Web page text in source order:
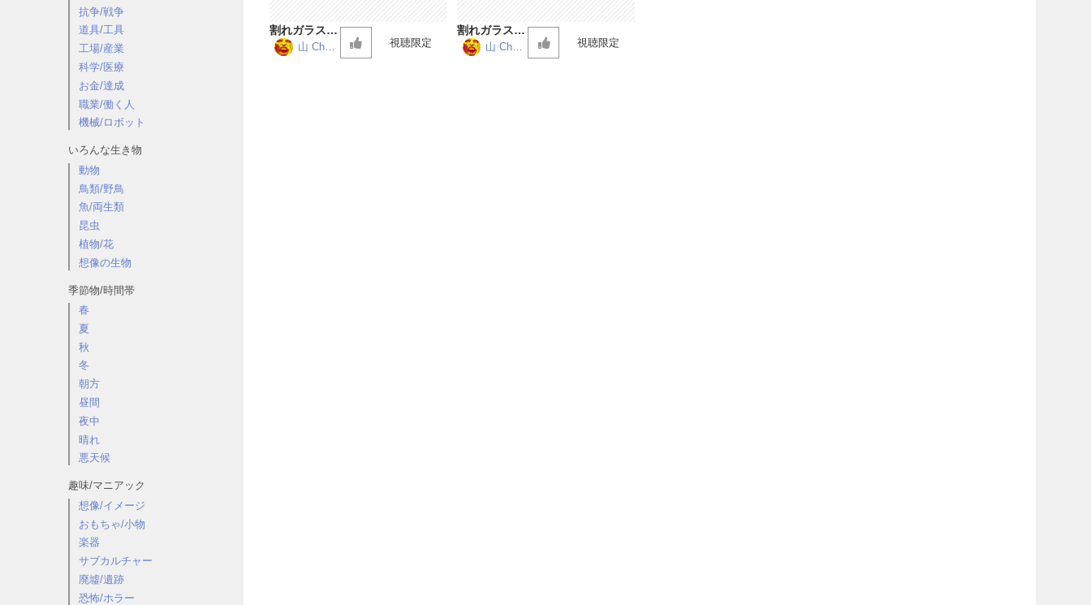
抗争/戦争
道具/工具
工場/産業
科学/医療
お金/達成
職業/働く人
機械/ロボット
いろんな生き物
動物
鳥類/野鳥
魚/両生類
昆虫
植物/花
想像の生物
季節物/時間帯
春
夏
秋
冬
朝方
昼間
夜中
晴れ
悪天候
趣味/マニアック
想像/イメージ
おもちゃ/小物
楽器
サブカルチャー
廃墟/遺跡
恐怖/ホラー
割れガラスの
上を歩く音
山 Chan
視聴限定
割れガラスの
上を歩く音
山 Chan
視聴限定